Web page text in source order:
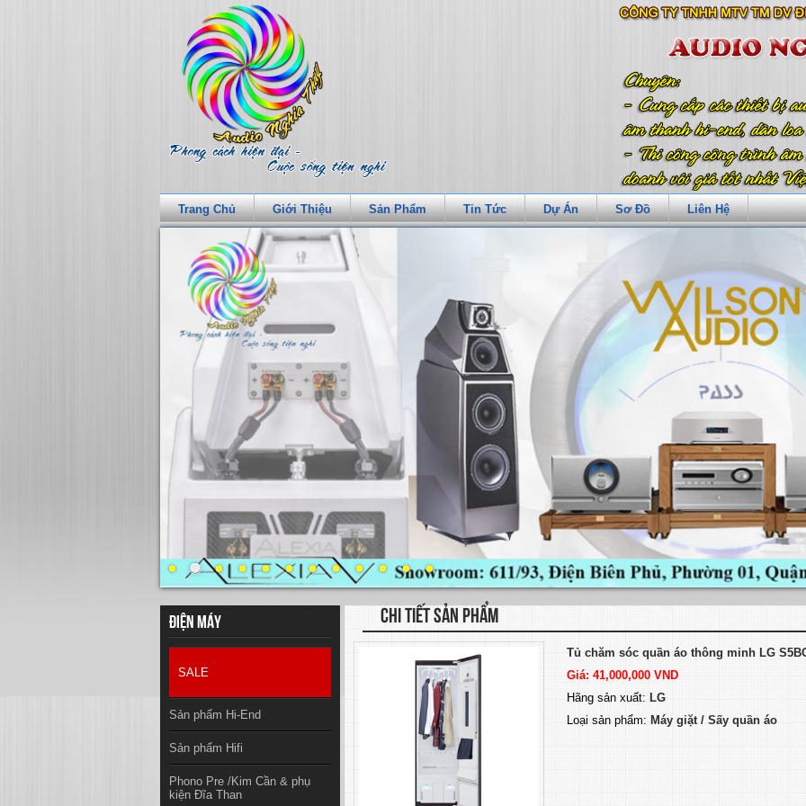
Trang Chủ Giới Thiệu Sản Phẩm Tin Tức Dự Án Sơ Đồ Liên Hệ
Điện máy
SALE
Sản phẩm Hi-End
Sản phẩm Hifi
Phono Pre /Kim Cần & phụ
kiện Đĩa Than
CHI TIẾT SẢN PHẨM
Tủ chăm sóc quần áo thông minh LG
Giá: 41,000,000 VND
Hãng sản xuất: LG
Loại sản phẩm: Máy giặt / Sấy quần áo